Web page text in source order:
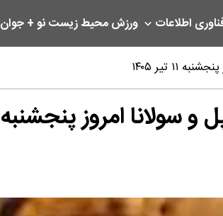
اطلاعات ورزشمحیط زیستنو + جوان
تیر ۱۴۰۵
امروز پنجشنبه ۱۱ تیر ۱۴۰۵